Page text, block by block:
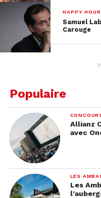
HAPPY
Samuel
Carouge
Populaire
Allianz
avec
LES
Les